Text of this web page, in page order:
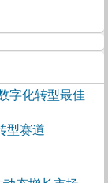
字化转型最佳
型赛道